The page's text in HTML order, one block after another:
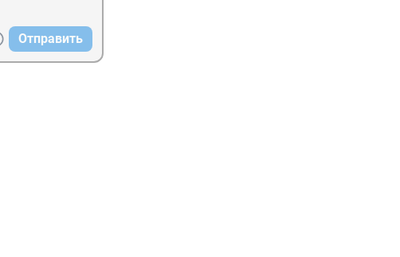
Отправить